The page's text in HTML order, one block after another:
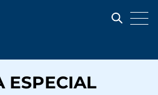
ESPECIAL